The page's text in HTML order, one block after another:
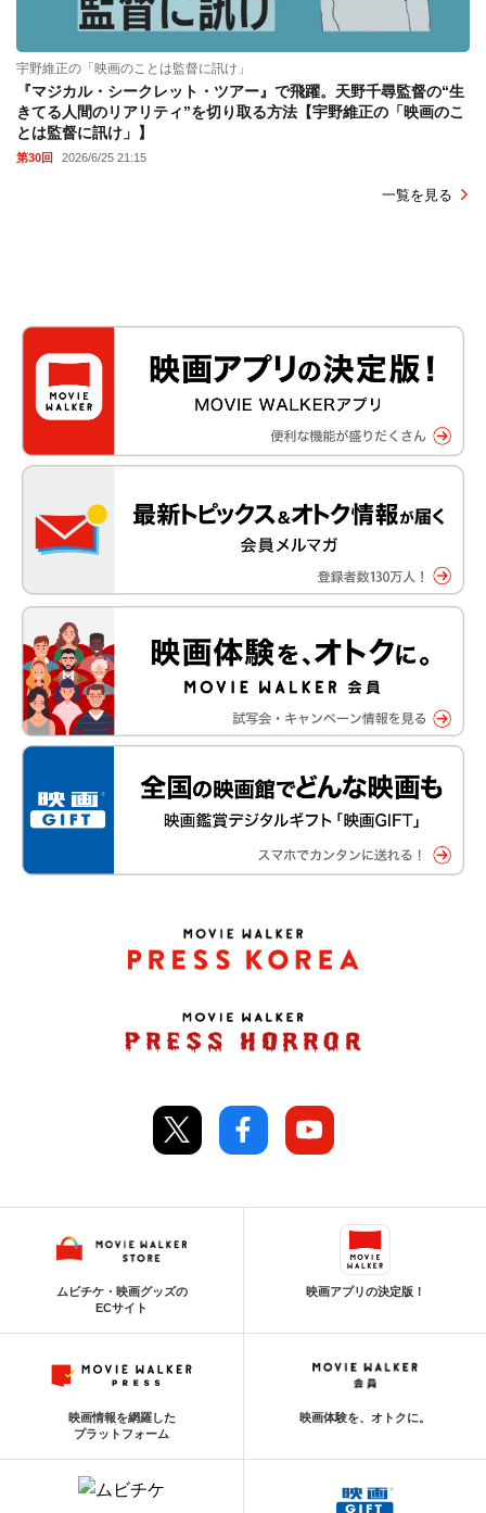
宇野維正の「映画のことは監督に訊け」
『マジカル・シークレット・ツアー』で飛躍。天野千尋監督の“生
きてる人間のリアリティ”を切り取る方法【宇野維正の「映画のこ
とは監督に訊け」】
第30回 2026/6/25 21:15
一覧を見る
ムビチケ・映画グッズの
ECサイト
映画アプリの決定版！
映画情報を網羅した
プラットフォーム
映画体験を、オトクに。